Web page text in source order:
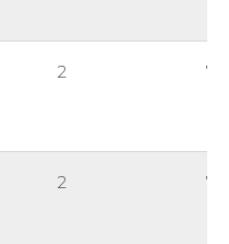
2 76
2 76